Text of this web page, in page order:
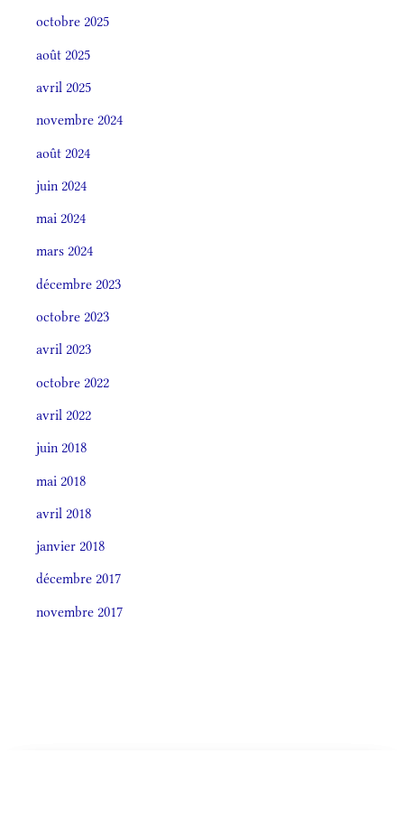
octobre 2025
août 2025
avril 2025
novembre 2024
août 2024
juin 2024
mai 2024
mars 2024
décembre 2023
octobre 2023
avril 2023
octobre 2022
avril 2022
juin 2018
mai 2018
avril 2018
janvier 2018
décembre 2017
novembre 2017